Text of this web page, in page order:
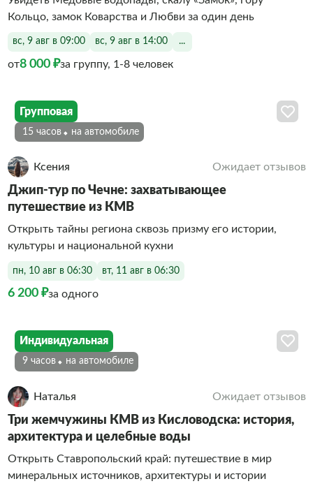
Кольцо, замок Коварства и Любви за один день
вс, 9 авг в 09:00 вс, 9 авг в 14:00 ...
от8 000 ₽за группу, 1-8 человек
Групповая
15 часов На автомобиле
Ксения Ожидает отзывов
Джип-тур по Чечне: захватывающее
путешествие из КМВ
Открыть тайны региона сквозь призму его истории,
культуры и национальной кухни
пн, 10 авг в 06:30 вт, 11 авг в 06:30
6 200 ₽за одного
Индивидуальная
9 часов На автомобиле
Наталья Ожидает отзывов
Три жемчужины КМВ из Кисловодска: история,
архитектура и целебные воды
Открыть Ставропольский край: путешествие в мир
минеральных источников, архитектуры и истории